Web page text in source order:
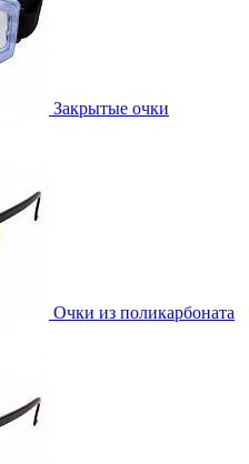
Закрытые очки
Очки из поликарбоната